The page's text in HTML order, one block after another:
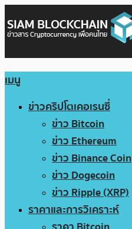
เมนู
ข่าวคริปโตเคอเรนซี่
ข่าว Bitcoin
ข่าว Ethereum
ข่าว Binance Coin
ข่าว Dogecoin
ข่าว Ripple (XRP)
ราคาและการวิเคราะห์